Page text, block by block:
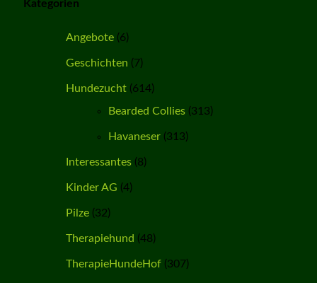
Kategorien
Angebote(6)
Geschichten (7)
Hundezucht(614)
Bearded Collies(313)
Havaneser(313)
Interessantes(8)
Kinder AG (4)
Pilze(32)
Therapiehund (48)
TherapieHundeHof(307)